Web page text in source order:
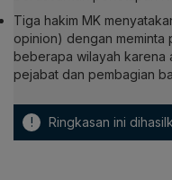
Tiga hakim MK
opinion) dengan meminta
beberapa wilayah karena
pejabat dan pembagian
! Ringkasan ini